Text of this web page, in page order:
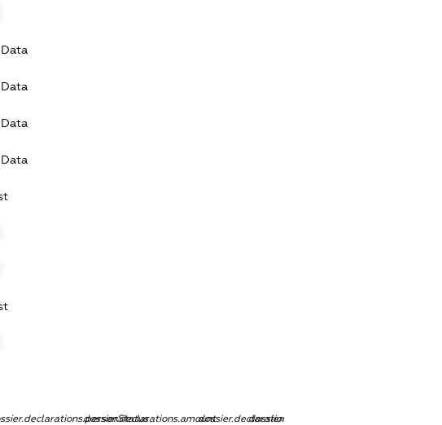
dossier.declarations.amountdossier.declarations.currency
dossier.declarations.source